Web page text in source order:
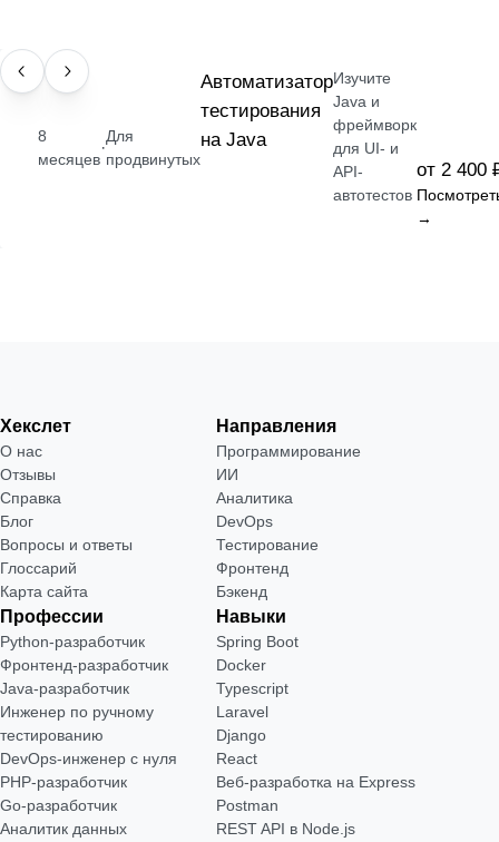
ПРОФЕССИЯ
8
месяцев
·
Для
продвинутых
Автоматизатор
тестирования
на Java
Изучите
Java и
фреймворк
для UI- и
API-
автотестов
от 2 400
→
Хекслет
О нас
Отзывы
Справка
Блог
Вопросы и ответы
Глоссарий
Карта сайта
Направления
Программирование
ИИ
Аналитика
DevOps
Тестирование
Фронтенд
Бэкенд
Профессии
Python-разработчик
Фронтенд-разработчик
Java-разработчик
Инженер по ручному
тестированию
DevOps-инженер с нуля
РНР-разработчик
Go-разработчик
Аналитик данных
Навыки
Spring Boot
Docker
Typescript
Laravel
Django
React
Веб-разработка на Express
Postman
REST API в Node.js